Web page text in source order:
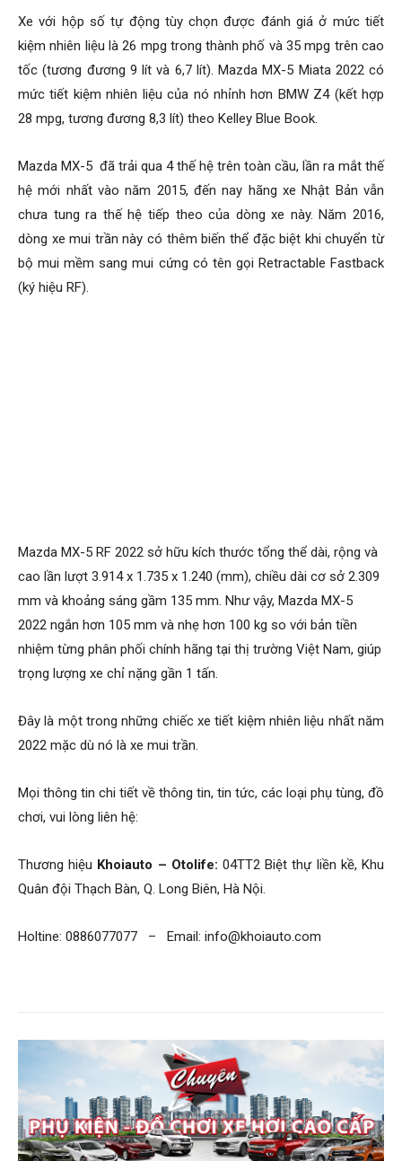
Xe với hộp số tự động tùy chọn được đánh giá ở mức tiết
kiệm nhiên liệu là 26 mpg trong thành phố và 35 mpg trên cao
tốc (tương đương 9 lít và 6,7 lít). Mazda MX-5 Miata 2022 có
mức tiết kiệm nhiên liệu của nó nhỉnh hơn BMW Z4 (kết hợp
28 mpg, tương đương 8,3 lít) theo Kelley Blue Book.
Mazda MX-5 đã trải qua 4 thế hệ trên toàn cầu, lần ra mắt thế
hệ mới nhất vào năm 2015, đến nay hãng xe Nhật Bản vẫn
chưa tung ra thế hệ tiếp theo của dòng xe này. Năm 2016,
dòng xe mui trần này có thêm biến thể đặc biệt khi chuyển từ
bộ mui mềm sang mui cứng có tên gọi Retractable Fastback
(ký hiệu RF).
Mazda MX-5 RF 2022 sở hữu kích thước tổng thể dài, rộng và
cao lần lượt 3.914 x 1.735 x 1.240 (mm), chiều dài cơ sở 2.309
mm và khoảng sáng gầm 135 mm. Như vậy, Mazda MX-5
2022 ngắn hơn 105 mm và nhẹ hơn 100 kg so với bản tiền
nhiệm từng phân phối chính hãng tại thị trường Việt Nam, giúp
trọng lượng xe chỉ nặng gần 1 tấn.
Đây là một trong những chiếc xe tiết kiệm nhiên liệu nhất năm
2022 mặc dù nó là xe mui trần.
Mọi thông tin chi tiết về thông tin, tin tức, các loại phụ tùng, đồ
chơi, vui lòng liên hệ:
Thương hiệu Khoiauto – Otolife: 04TT2 Biệt thự liền kề, Khu
Quân đội Thạch Bàn, Q. Long Biên, Hà Nội.
Holtine: 0886077077 – Email: info@khoiauto.com